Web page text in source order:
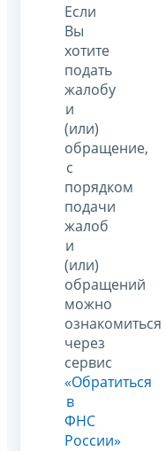
Если
Вы
хотите
подать
жалобу
и
(или)
обращение,
с
порядком
подачи
жалоб
и
(или)
обращений
можно
ознакомиться
через
сервис
«Обратиться
в
ФНС
России»